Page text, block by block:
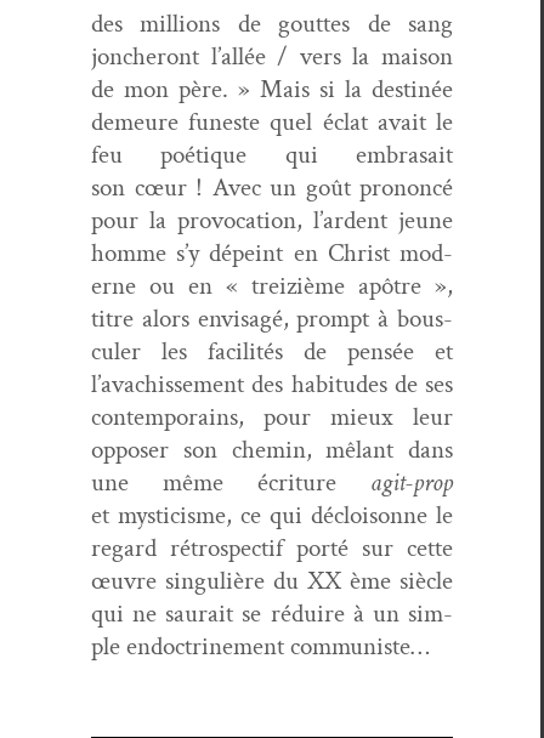
des mil­lions de gouttes de sang
joncheront l’al­lée / vers la mai­son
de mon père. » Mais si la des­tinée
demeure funeste quel éclat avait le
feu poé­tique qui embra­sait
son cœur ! Avec un goût pronon­cé
pour la provo­ca­tion, l’ar­dent jeune
homme s’y dépeint en Christ mod­
erne ou en « treiz­ième apôtre »,
titre alors envis­agé, prompt à bous­
culer les facil­ités de pen­sée et
l’avachisse­ment des habi­tudes de ses
con­tem­po­rains, pour mieux leur
oppos­er son chemin, mêlant dans
une même écri­t­ure agit-prop
et mys­ti­cisme, ce qui décloi­sonne le
regard rétro­spec­tif porté sur cette
œuvre sin­gulière du XX ème siè­cle
qui ne saurait se réduire à un sim­
ple endoc­trine­ment communiste…